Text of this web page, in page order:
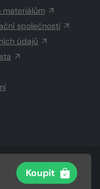
Koupit
materiálům
společnosti
údajů
a.s.a dodavatelé